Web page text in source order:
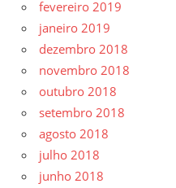
fevereiro 2019
janeiro 2019
dezembro 2018
novembro 2018
outubro 2018
setembro 2018
agosto 2018
julho 2018
junho 2018